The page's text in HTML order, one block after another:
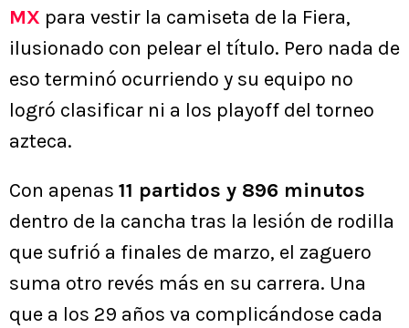
MX para vestir la camiseta de la Fiera,
ilusionado con pelear el título. Pero nada de
eso terminó ocurriendo y su equipo no
logró clasificar ni a los playoff del torneo
azteca.
Con apenas 11 partidos y 896 minutos
dentro de la cancha tras la lesión de rodilla
que sufrió a finales de marzo, el zaguero
suma otro revés más en su carrera. Una
que a los 29 años va complicándose cada